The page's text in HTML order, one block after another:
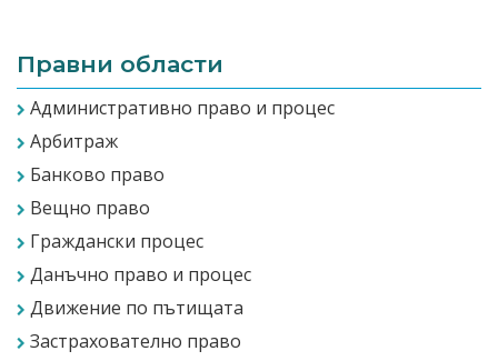
Правни области
Административно право и процес
Арбитраж
Банково право
Вещно право
Граждански процес
Данъчно право и процес
Движение по пътищата
Застрахователно право